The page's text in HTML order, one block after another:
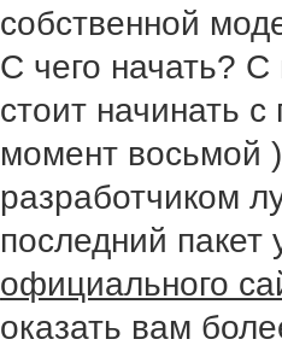
собственной
С чего начать?
стоит начинать
момент восьмой
разработчиком
последний
официального
оказать вам